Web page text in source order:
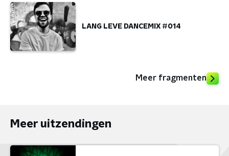
LANG LEVE DANCEMIX #014
Meer fragmenten
Meer uitzendingen